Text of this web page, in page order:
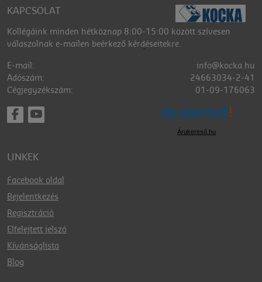
KAPCSOLAT
Kollégáink minden hétköznap 8:00-15:00 között szívesen
válaszolnak e-mailen beérkező kérdéseitekre.
E-mail:
info@kocka.hu
Adószám:
24663034-2-41
Cégjegyzékszám:
01-09-176063
Árukereső.hu
LINKEK
Facebook oldal
Bejelentkezés
Regisztráció
Elfelejtett jelszó
Kívánságlista
Blog